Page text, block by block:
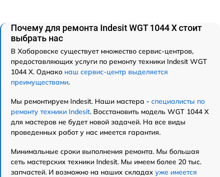
Почему для ремонта Indesit WGT 1044 X стоит
выбрать нас
В Хабаровске существует множество сервис-центров,
предоставляющих услуги по ремонту техники Indesit WGT
1044 X. Однако наш сервис-центр выделяется
преимуществами.
Мы ремонтируем Indesit. Наши мастера - специалисты по
ремонту техники Indesit. Восстановить модель WGT 1044 X
для мастеров не будет новой задачей. На все виды
проведенных работ у нас имеется гарантия.
Минимальные сроки выполнения ремонта. Мы большая
сеть мастерских техники Indesit. Мы имеем более 20 тыс.
запчастей. И возможно на наших складах уже имеется